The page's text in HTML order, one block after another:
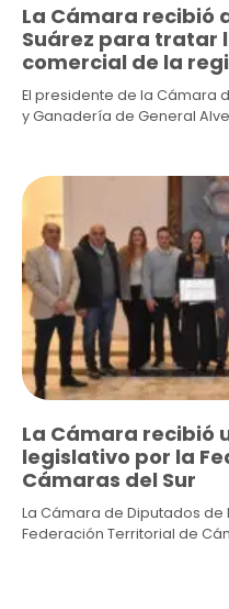
La Cámara recibió
Suárez para tratar
comercial de la
El presidente de la Cámara
y Ganadería de General
La Cámara recibió
legislativo por la
Cámaras del Sur
La Cámara de Diputados de
Federación Territorial de